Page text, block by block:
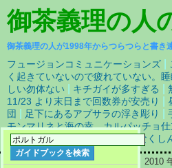
御茶義理の人
御茶義理の人が1998年からつらつらと書き
フュージョンコミュニケーションズ
く起きていないので疲れていない。
しい勿体ない
キチガイが多すぎる
11/23 より末日まで回数券が安売り
団
足下にあるアプサラの浮き彫り
モンマリネと海の幸 カルパッチョ仕
HOLOHOLO
| やっぱりなんとなくし
2010